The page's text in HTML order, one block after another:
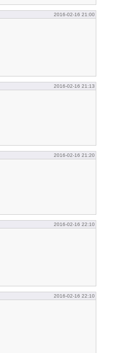
2016-02-16 21:00
2016-02-16 21:13
2016-02-16 21:20
2016-02-16 22:10
2016-02-16 22:10